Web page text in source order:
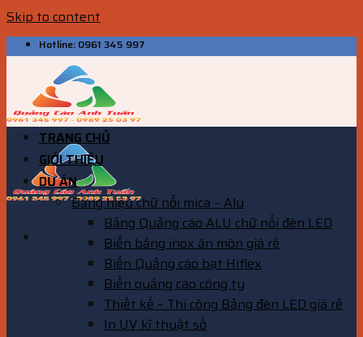
Skip to content
Hotline: 0961 345 997
TRANG CHỦ
GIỚI THIỆU
DỰ ÁN
Bảng hiệu chữ nổi mica – Alu
Bảng Quảng cáo ALU chữ nổi đèn LED
Biển bảng inox ăn mòn giá rẻ
Biển Quảng cáo bạt Hiflex
Biển quảng cáo công ty
Thiết kế – Thi công Bảng đèn LED giá rẻ
In UV kĩ thuật số